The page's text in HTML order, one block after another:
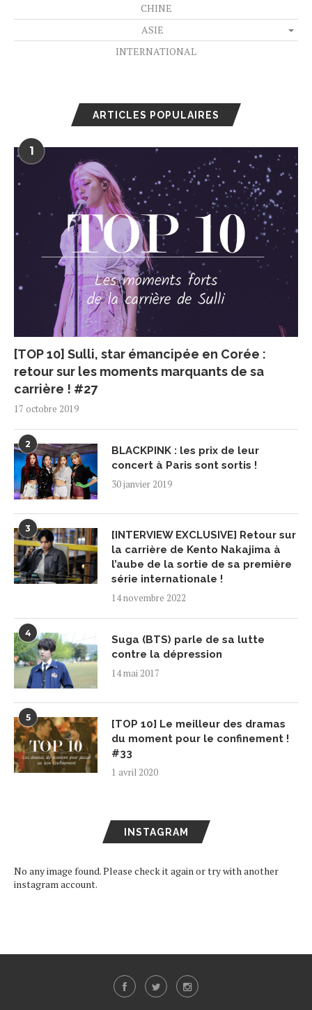
CHINE
ASIE
INTERNATIONAL
ARTICLES POPULAIRES
1
[TOP 10] Sulli, star émancipée en Corée :
retour sur les moments marquants de sa
carrière ! #27
17 octobre 2019
2
BLACKPINK : les prix de leur
concert à Paris sont sortis !
30 janvier 2019
3
[INTERVIEW EXCLUSIVE] Retour sur
la carrière de Kento Nakajima à
l’aube de la sortie de sa première
série internationale !
14 novembre 2022
4
Suga (BTS) parle de sa lutte
contre la dépression
14 mai 2017
5
[TOP 10] Le meilleur des dramas
du moment pour le confinement !
#33
1 avril 2020
INSTAGRAM
No any image found. Please check it again or try with another
instagram account.